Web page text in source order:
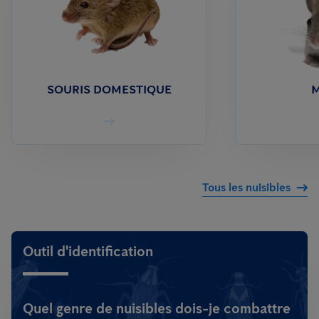
SOURIS DOMESTIQUE
Tous les nuisibles
Outil d'identification
Quel genre de nuisibles dois-je combattre